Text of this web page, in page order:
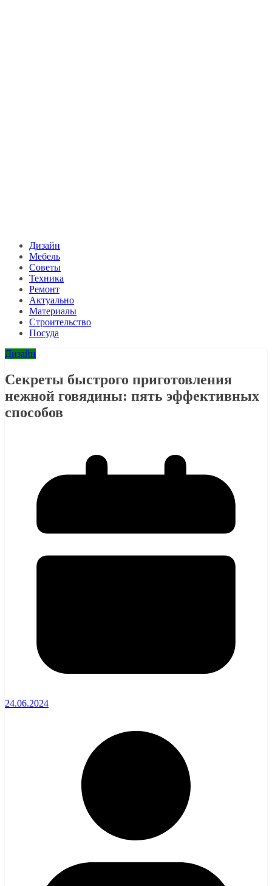
Дизайн
Мебель
Советы
Техника
Ремонт
Актуально
Материалы
Строительство
Посуда
Дизайн
Секреты быстрого приготовления
нежной говядины: пять эффективных
способов
24.06.2024